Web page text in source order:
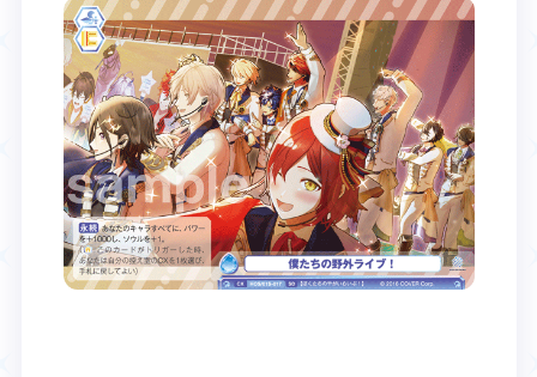
Event
イベント
Card List
カードリスト
Rule / Q&A
ルール/Q&A
Deck Recipe
デッキレシピ